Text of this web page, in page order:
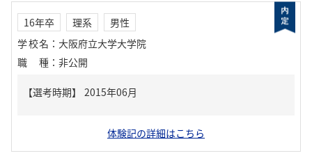
16年卒 理系
男性
学校名 ： 大阪府立大学大学院
職種 ： 非公開
体験記の詳細はこちら